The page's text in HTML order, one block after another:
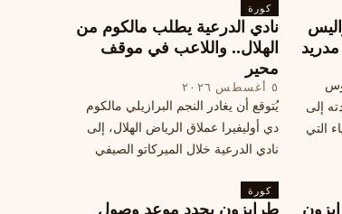
جديد ومكافآت مالية.
إلى
التي
كورة
نادي الدرعية يطلب مالكوم من
الهلال.. واللاعب في موقف
محير
٥ أغسطس ٢٠٢٦
يُتوقع أن يغادر النجم البرازيلي مالكوم
دي أوليفيرا عملاق الرياض الهلال، إلى
نادي الدرعية خلال الميركاتو الصيفي
هذا الانتقال، وسط تقارير تفيد أن الهلال
كورة
طرابزون يحدد موعد وصول